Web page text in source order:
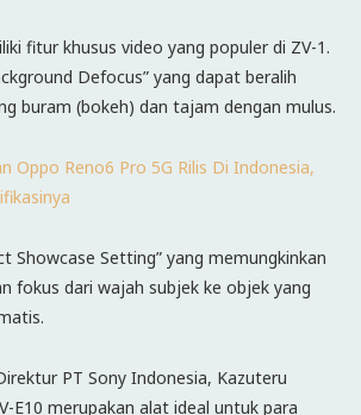
fitur khusus video yang populer di ZV-1.
Defocus” yang dapat beralih
buram (bokeh) dan tajam dengan mulus.
Oppo Reno6 Pro 5G Rilis Di Indonesia,
Showcase Setting” yang memungkinkan
fokus dari wajah subjek ke objek yang
PT Sony Indonesia, Kazuteru
E10 merupakan alat ideal untuk para